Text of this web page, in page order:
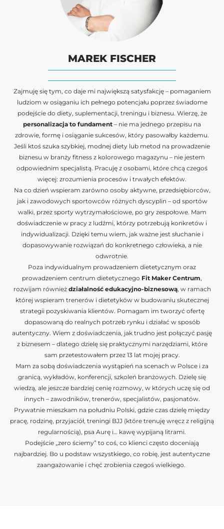
MAREK FISCHER
Zajmuję się tym, co daje mi największą satysfakcję – pomaganiem
ludziom w osiąganiu ich pełnego potencjału poprzez świadome
podejście do diety, suplementacji, treningu i biznesu. Wierzę, że
personalizacja to fundament – nie ma jednego przepisu na
zdrowie, formę i osiąganie sukcesów, który pasowałby każdemu.
Jeśli ktoś szuka szybkiej, modnej diety lub metod na prowadzenie
biznesu w branży fitness z kolorowego magazynu – nie jestem
odpowiednim specjalistą. Pracuję z osobami, które chcą czegoś
więcej: zrozumienia procesów i trwałych efektów.
Na co dzień wspieram zarówno osoby aktywne, przedsiębiorców,
jak i zawodowych sportowców różnych dyscyplin – od sportów
walki, przez sporty wytrzymałościowe, po gry zespołowe. Mam
doświadczenie w pracy z ludźmi, którzy potrzebują konkretów i
indywidualizacji. Dzięki temu wiem, jak ważne jest słuchanie i
dopasowywanie rozwiązań do konkretnego człowieka, a nie
odwrotnie.
Poza indywidualnym prowadzeniem dietetycznym oraz
prowadzeniem centrum dietetycznego Fit Maker Centrum,
rozwijam również działalność edukacyjno-biznesową, w ramach
której wspieram trenerów i dietetyków w budowaniu skutecznej
strategii pozyskiwania klientów. Pomagam im tworzyć ofertę
dopasowaną do realnych potrzeb rynku i działać w sposób
autentyczny. Wiem z doświadczenia, jak trudno jest połączyć pasję
z biznesem – dlatego dzielę się praktycznymi narzędziami, które
sam przetestowałem przez 13 lat mojej pracy.
Mam za sobą doświadczenia wystąpień na scenach w Polsce i za
granicą, wykładów, konferencji, szkoleń branżowych. Dzielę się
wiedzą, ale jeszcze bardziej cenię rozmowy, w których uczę się od
innych – zawodników, trenerów, specjalistów, pasjonatów.
Prywatnie mieszkam na południu Polski, gdzie czas dzielę między
pracę, rodzinę, przyjaciół, treningi BJJ (które trenuję wręcz z religijną
regularnością), psa Aurę i… kawę wypijaną litrami.
Podejście „zero ściemy” to coś, co klienci często doceniają
najbardziej. Bo u podstaw wszystkiego, co robię, jest autentyczne
zaangażowanie i chęć zrobienia czegoś wielkiego.